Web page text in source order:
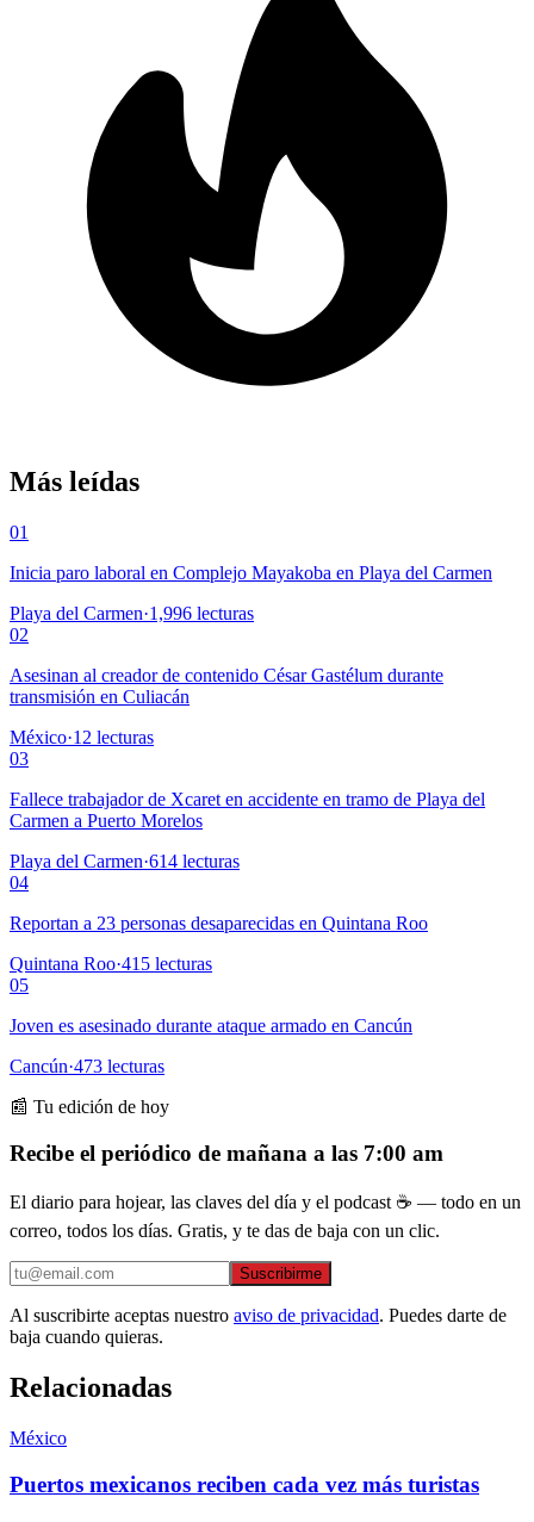
Más leídas
01
Inicia paro laboral en Complejo Mayakoba en Playa del Carmen
Playa del Carmen·1,996 lecturas
02
Asesinan al creador de contenido César Gastélum durante
transmisión en Culiacán
México·12 lecturas
03
Fallece trabajador de Xcaret en accidente en tramo de Playa del
Carmen a Puerto Morelos
Playa del Carmen·614 lecturas
04
Reportan a 23 personas desaparecidas en Quintana Roo
Quintana Roo·415 lecturas
05
Joven es asesinado durante ataque armado en Cancún
Cancún·473 lecturas
📰 Tu edición de hoy
Recibe el periódico de mañana a las 7:00 am
El diario para hojear, las claves del día y el podcast ☕ — todo en un
correo, todos los días. Gratis, y te das de baja con un clic.
Suscribirme
Al suscribirte aceptas nuestro aviso de privacidad. Puedes darte de
baja cuando quieras.
Relacionadas
México
Puertos mexicanos reciben cada vez más turistas